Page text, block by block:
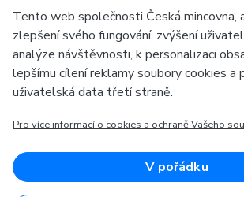
Mezi naše partnery patří:
Evropská unie
OP Podnikání a inovace pro
Evropský fond pro regionální rozvoj
Tento web společnosti Česká mincovna,
zlepšení svého fungování, zvýšení
analýze návštěvnosti, k personalizaci
lepšímu cílení reklamy soubory cookies a
uživatelská data třetí straně.
Pro více informací o cookies a ochraně Vašeho
V pořádku